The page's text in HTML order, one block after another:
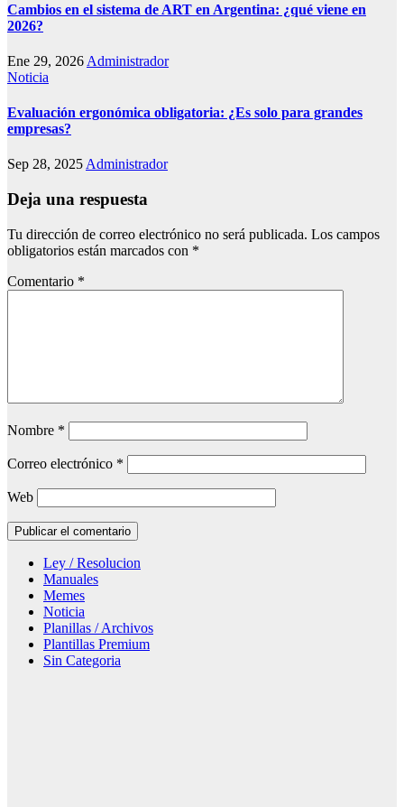
Cambios en el sistema de ART en Argentina: ¿qué viene en
2026?
Ene 29, 2026 Administrador
Noticia
Evaluación ergonómica obligatoria: ¿Es solo para grandes
empresas?
Sep 28, 2025 Administrador
Deja una respuesta
Tu dirección de correo electrónico no será publicada. Los campos
obligatorios están marcados con *
Comentario *
Nombre *
Correo electrónico *
Web
Ley / Resolucion
Manuales
Memes
Noticia
Planillas / Archivos
Plantillas Premium
Sin Categoria